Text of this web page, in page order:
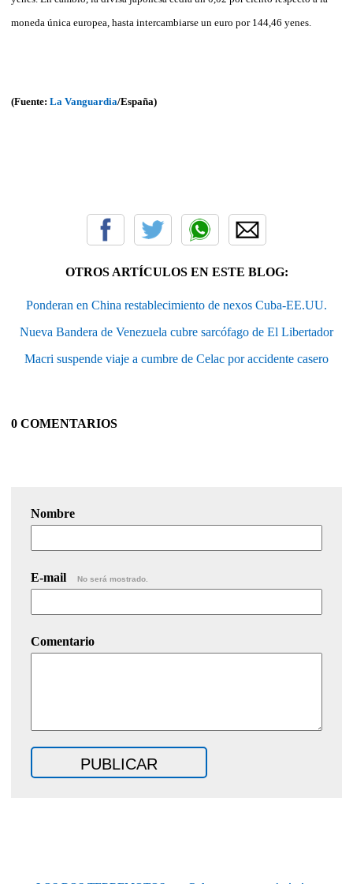
moneda única europea, hasta intercambiarse un euro por 144,46 yenes.
(Fuente: La Vanguardia/España)
OTROS ARTÍCULOS EN ESTE BLOG:
Ponderan en China restablecimiento de nexos Cuba-EE.UU.
Nueva Bandera de Venezuela cubre sarcófago de El Libertador
Macri suspende viaje a cumbre de Celac por accidente casero
0 COMENTARIOS
Nombre
E-mail No será mostrado.
Comentario